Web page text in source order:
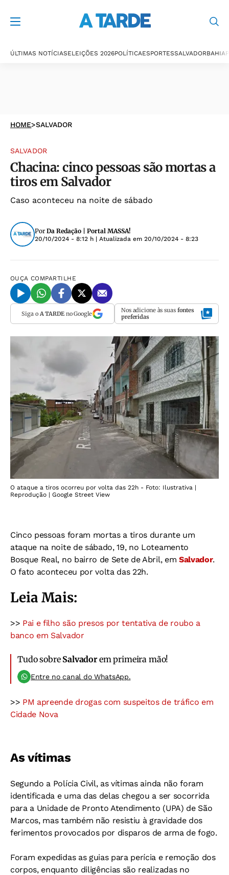
ÚLTIMAS NOTÍCIASELEIÇÕES 2026POLÍTICAESPORTESSALVADORBAHIA
HOME>SALVADOR
SALVADOR
Chacina: cinco pessoas são mortas a
tiros em Salvador
Caso aconteceu na noite de sábado
Por Da Redação | Portal MASSA!
20/10/2024 - 8:12 h | Atualizada em 20/10/2024 - 8:23
OUÇA COMPARTILHE
Siga o A TARDEno Google Nos adicione às suas fontes
preferidas
O ataque a tiros ocorreu por volta das 22h - Foto: Ilustrativa |
Reprodução | Google Street View
Cinco pessoas foram mortas a tiros durante um
ataque na noite de sábado, 19, no Loteamento
Bosque Real, no bairro de Sete de Abril, em Salvador.
O fato aconteceu por volta das 22h.
Leia Mais:
>> Pai e filho são presos por tentativa de roubo a
banco em Salvador
Tudo sobre Salvadorem primeira mão!
Entre no canal do WhatsApp.
>> PM apreende drogas com suspeitos de tráfico em
Cidade Nova
As vítimas
Segundo a Polícia Civil, as vítimas ainda não foram
identificada e uma das delas chegou a ser socorrida
para a Unidade de Pronto Atendimento (UPA) de São
Marcos, mas também não resistiu à gravidade dos
ferimentos provocados por disparos de arma de fogo.
Foram expedidas as guias para perícia e remoção dos
corpos, enquanto diligências são realizadas no